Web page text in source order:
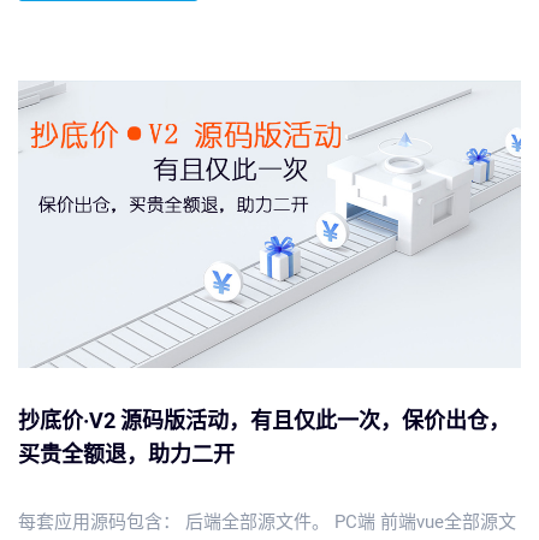
抄底价·V2 源码版活动，有且仅此一次，保价出仓，
买贵全额退，助力二开
每套应用源码包含： 后端全部源文件。 PC端 前端vue全部源文